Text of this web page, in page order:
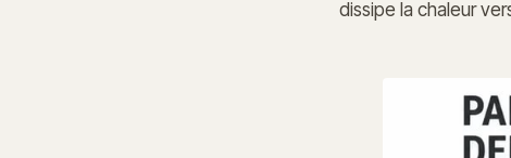
dissipe la chaleur